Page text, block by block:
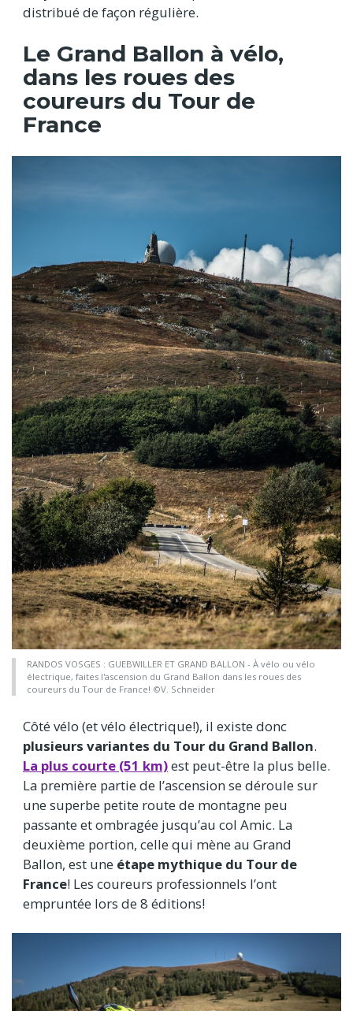
distribué de façon régulière.
Le Grand Ballon à vélo,
dans les roues des
coureurs du Tour de
France
RANDOS VOSGES : GUEBWILLER ET GRAND BALLON - À vélo ou vélo
électrique, faites l'ascension du Grand Ballon dans les roues des
coureurs du Tour de France! ©V. Schneider
Côté vélo (et vélo électrique!), il existe donc
plusieurs variantes du Tour du Grand Ballon.
La plus courte (51 km)est peut-être la plus belle.
La première partie de l’ascension se déroule sur
une superbe petite route de montagne peu
passante et ombragée jusqu’au col Amic. La
deuxième portion, celle qui mène au Grand
Ballon, est une étape mythique du Tour de
France! Les coureurs professionnels l’ont
empruntée lors de 8 éditions!